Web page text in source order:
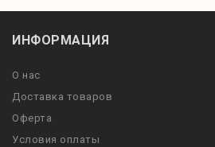
ИНФОРМАЦИЯ
О нас
Доставка товаров
Оферта
Условия оплаты